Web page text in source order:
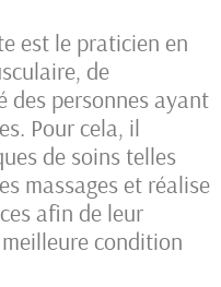
est le praticien en
de
des personnes ayant
Pour cela, il
de soins telles
massages et réalise
afin de leur
condition